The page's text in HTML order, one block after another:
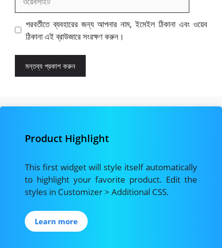
পরবর্তীতে ব্যবহারের জন্য আপনার নাম, ইমেইল ঠিকানা এবং ওয়েব
ঠিকানা এই ব্রাউজারে সংরক্ষণ করুন।
Product Highlight
This first widget will style itself automatically
to highlight your favorite product. Edit the
styles in Customizer > Additional CSS.
Learn more